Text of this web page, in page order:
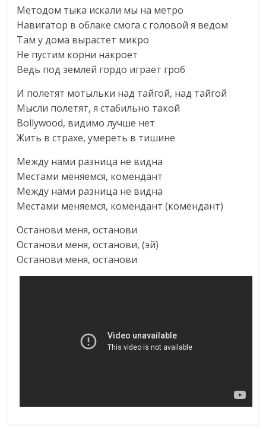
Методом тыка искали мы на метро
Навигатор в облаке смога с головой я ведом
Там у дома вырастет микро
Не пустим корни накроет
Ведь под землей гордо играет гроб
И полетят мотыльки над тайгой, над тайгой
Мысли полетят, я стабильно такой
Bollywood, видимо лучше нет
Жить в страхе, умереть в тишине
Между нами разница не видна
Местами меняемся, комендант
Между нами разница не видна
Местами меняемся, комендант (комендант)
Останови меня, останови
Останови меня, останови, (эй)
Останови меня, останови